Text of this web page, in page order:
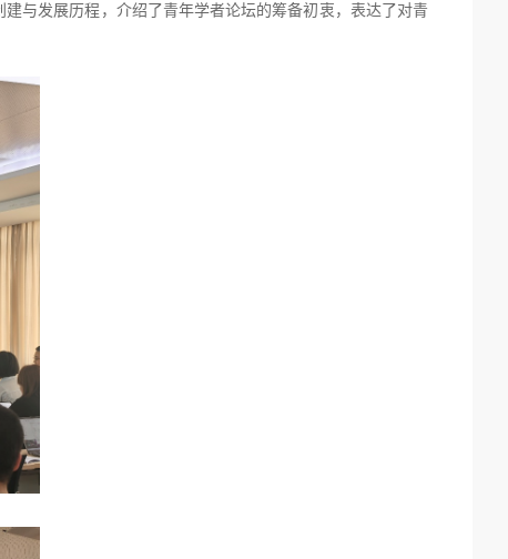
与发展历程，介绍了青年学者论坛的筹备初衷，表达了对青